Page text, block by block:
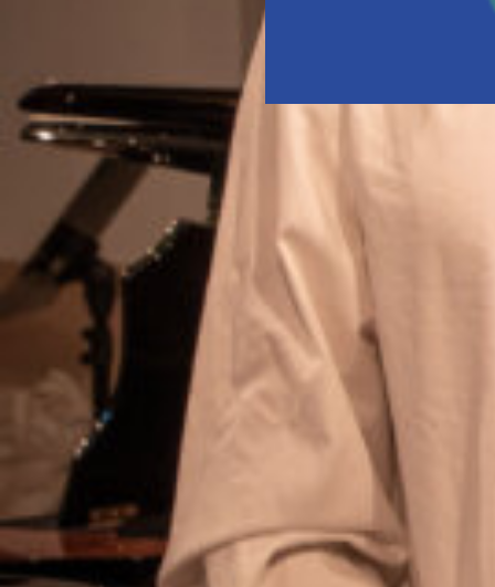
inviterer igen i år til en
billedkunst og musik fra
mandag til fredag den
8.-12. juni i hele
kommunen
Andreas
7. maj 2026
Arrangementer
Uncategorized
billedkunst
jyllinge
musik